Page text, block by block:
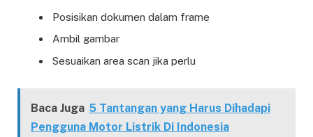
Posisikan dokumen dalam frame
Ambil gambar
Sesuaikan area scan jika perlu
Baca Juga 5 Tantangan yang Harus Dihadapi
Pengguna Motor Listrik Di Indonesia